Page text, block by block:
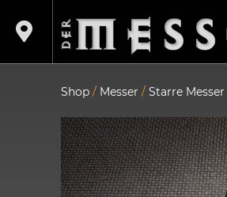
Shop / Messer /Starre Messer